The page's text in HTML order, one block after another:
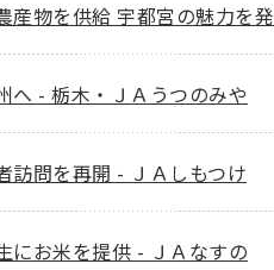
産物を供給 宇都宮の魅力を
へ - 栃木・ＪＡうつのみや
訪問を再開 - ＪＡしもつけ
にお米を提供 - ＪＡなすの